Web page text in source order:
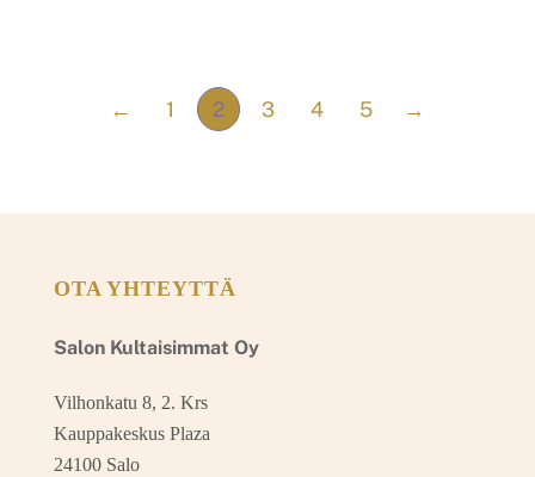
← 1 2 3 4 5 →
OTA YHTEYTTÄ
Salon Kultaisimmat Oy
Vilhonkatu 8, 2. Krs
Kauppakeskus Plaza
24100 Salo